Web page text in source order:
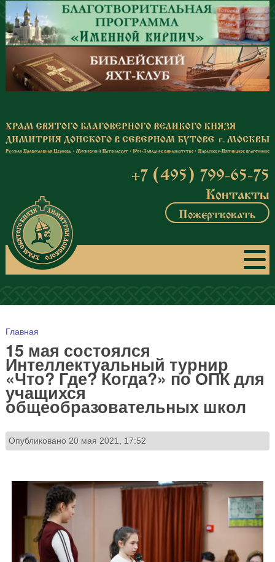
Перейти к основному содержанию
+7 (495) 799-65-75
Контакты
Пожертвовать
Вы здесь
Главная
15 мая состоялся
Интеллектуальный турнир
«Что? Где? Когда?» по ОПК для
учащихся
общеобразовательных школ
Опубликовано 20 мая 2021, 17:52